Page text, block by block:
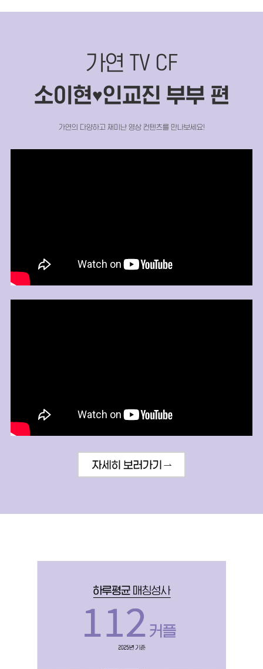
가연 TV CF
소이현♥인교진 부부 편
가연의 다양하고 재미난 영상 컨텐츠를 만나보세요!